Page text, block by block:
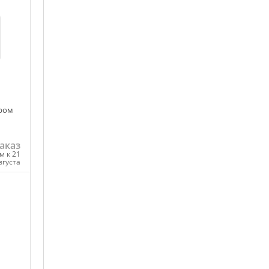
к 21